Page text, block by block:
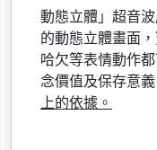
動態立體」超音
的動態立體畫面
哈欠等表情動作
念價值及保存意義
上的依據。